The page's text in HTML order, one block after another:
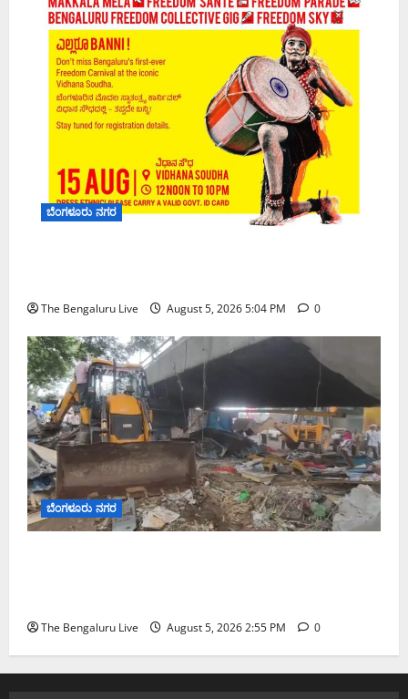
ಬೆಂಗಳೂರು ನಗರ
The Bengaluru Live August 5, 2026 5:04 PM 0
ಬೆಂಗಳೂರು ನಗರ
The Bengaluru Live August 5, 2026 2:55 PM 0